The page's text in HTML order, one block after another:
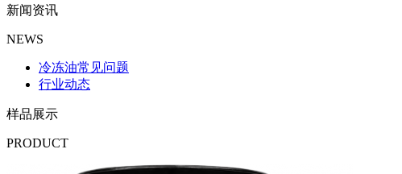
新闻资讯
NEWS
冷冻油常见问题
行业动态
样品展示
PRODUCT